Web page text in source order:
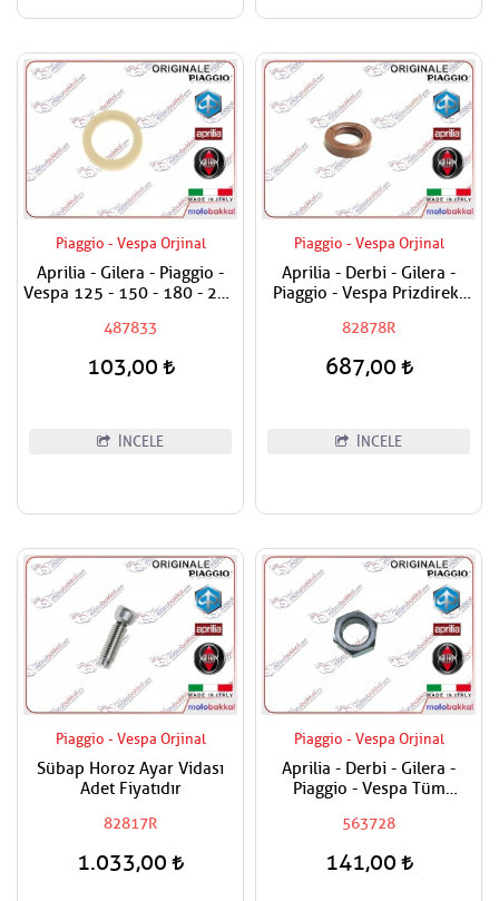
Piaggio - Vespa Orjinal
Aprilia - Gilera - Piaggio -
Vespa 125 - 150 - 180 - 200
Ağırlık Plastiği
487833
103,00
İNCELE
Piaggio - Vespa Orjinal
Aprilia - Derbi - Gilera -
Piaggio - Vespa Prizdirekt
82878R
687,00
İNCELE
Piaggio - Vespa Orjinal
Sübap Horoz Ayar Vidası
Adet Fiyatıdır
82817R
1.033,00
Piaggio - Vespa Orjinal
Aprilia - Derbi - Gilera -
Piaggio - Vespa Tüm
Tekerlek Somunu
563728
141,00